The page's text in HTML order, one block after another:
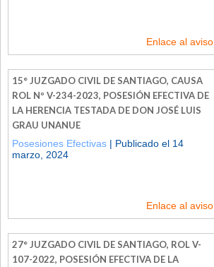
Enlace al aviso
15° JUZGADO CIVIL DE SANTIAGO, CAUSA
ROL Nº V-234-2023, POSESIÓN EFECTIVA DE
LA HERENCIA TESTADA DE DON JOSÉ LUIS
GRAU UNANUE
Posesiones Efectivas | Publicado el 14
marzo, 2024
Enlace al aviso
27° JUZGADO CIVIL DE SANTIAGO, ROL V-
107-2022, POSESIÓN EFECTIVA DE LA